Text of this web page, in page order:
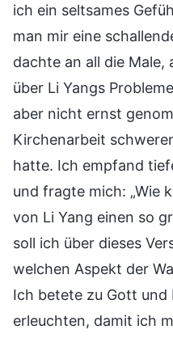
ich ein seltsames
man mir eine
dachte an all die
über Li Yangs
aber nicht ernst
Kirchenarbeit
hatte. Ich empfand
und fragte mich: „Wie
von Li Yang einen so
soll ich über dieses
welchen Aspekt der
Ich betete zu Gott und
erleuchten, damit ich